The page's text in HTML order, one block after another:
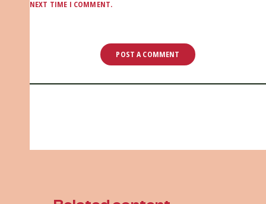
NEXT TIME I COMMENT.